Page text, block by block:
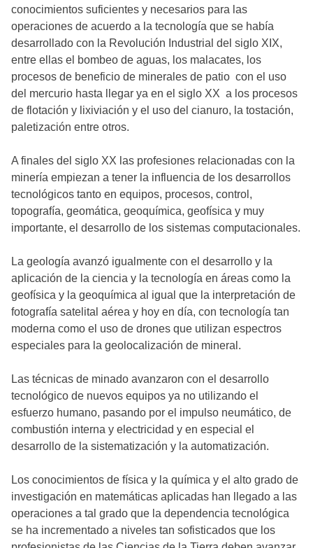
conocimientos suficientes y necesarios para las
operaciones de acuerdo a la tecnología que se había
desarrollado con la Revolución Industrial del siglo XIX,
entre ellas el bombeo de aguas, los malacates, los
procesos de beneficio de minerales de patio con el uso
del mercurio hasta llegar ya en el siglo XX a los procesos
de flotación y lixiviación y el uso del cianuro, la tostación,
paletización entre otros.
A finales del siglo XX las profesiones relacionadas con la
minería empiezan a tener la influencia de los desarrollos
tecnológicos tanto en equipos, procesos, control,
topografía, geomática, geoquímica, geofísica y muy
importante, el desarrollo de los sistemas computacionales.
La geología avanzó igualmente con el desarrollo y la
aplicación de la ciencia y la tecnología en áreas como la
geofísica y la geoquímica al igual que la interpretación de
fotografía satelital aérea y hoy en día, con tecnología tan
moderna como el uso de drones que utilizan espectros
especiales para la geolocalización de mineral.
Las técnicas de minado avanzaron con el desarrollo
tecnológico de nuevos equipos ya no utilizando el
esfuerzo humano, pasando por el impulso neumático, de
combustión interna y electricidad y en especial el
desarrollo de la sistematización y la automatización.
Los conocimientos de física y la química y el alto grado de
investigación en matemáticas aplicadas han llegado a las
operaciones a tal grado que la dependencia tecnológica
se ha incrementado a niveles tan sofisticados que los